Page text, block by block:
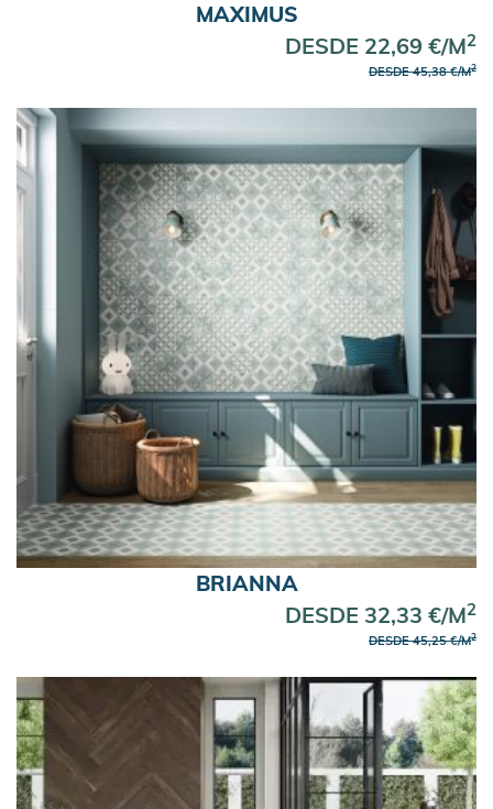
MAXIMUS
DESDE 22,69 €/M2
DESDE 45,38 €/M2
BRIANNA
DESDE 32,33 €/M2
DESDE 45,25 €/M2